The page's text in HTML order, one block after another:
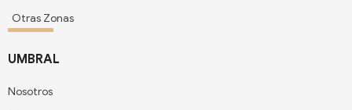
Otras Zonas
UMBRAL
Nosotros